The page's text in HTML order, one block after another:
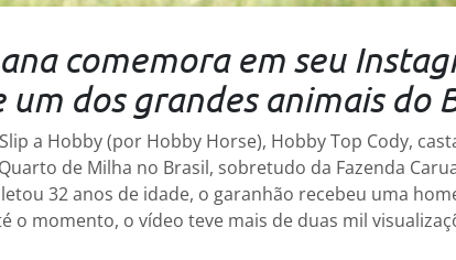
comemora em seu
um dos grandes animais do
a Hobby (por Hobby Horse), Hobby Top Cody,
de Milha no Brasil, sobretudo da Fazenda
32 anos de idade, o garanhão recebeu uma
o momento, o vídeo teve mais de duas mil